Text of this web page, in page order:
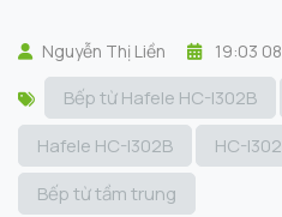
Nguyễn Thị Liền 19:03
Bếp từ Hafele HC-I302B
Hafele HC-I302B
HC-
Bếp từ tầm trung